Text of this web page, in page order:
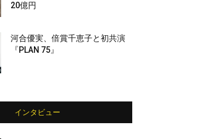
20億円
河合優実、倍賞千恵子と初共演
『PLAN 75』
インタビュー